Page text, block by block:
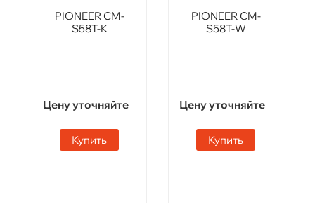
PIONEER CM-
S58T-K
Цену уточняйте
Купить
PIONEER CM-
S58T-W
Цену уточняйте
Купить